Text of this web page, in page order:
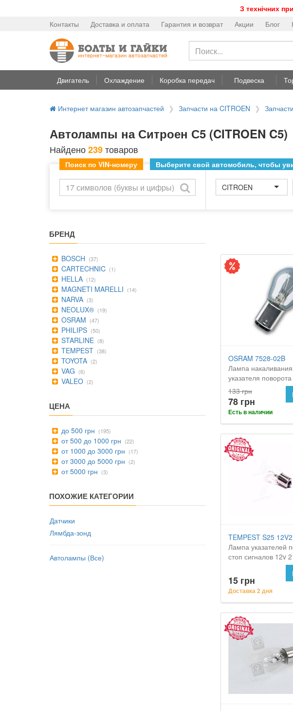
З технічних
Контакты Доставка и оплата Гарантия и возврат Акции Блог
Двигатель Охлаждение Коробка передач Подвеска
Интернет магазин автозапчастей Запчасти на CITROEN
Автолампы на Ситроен С5 (CITROEN C5)
Найдено239товаров
Поиск по VIN-номеру Выберите свой автомобиль, чтобы
CITROEN
БРЕНД
BOSCH (37)
CARTECHNIC (1)
HELLA (12)
MAGNETI MARELLI (14)
NARVA (3)
NEOLUX® (19)
OSRAM (47)
PHILIPS (50)
STARLINE (8)
TEMPEST (38)
TOYOTA (2)
VAG (6)
VALEO (2)
ЦЕНА
до 500 грн (195)
от 500 до 1000 грн (22)
от 1000 до 3000 грн (17)
от 3000 до 5000 грн (2)
от 5000 грн (3)
ПОХОЖИЕ КАТЕГОРИИ
Датчики
Лямбда-зонд
Автолампы (Все)
OSRAM 7528-02B
Лампа
указателя
С5
133 грн
78 грн
Есть в наличии
TEMPEST S25
Лампа указателей
стоп сигналов 12v
(смещенный
на CITROEN C5
15 грн
Доставка 2 дня